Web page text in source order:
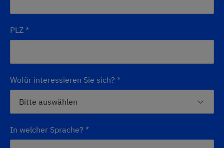
PLZ *
Wofür interessieren Sie sich? *
In welcher Sprache? *